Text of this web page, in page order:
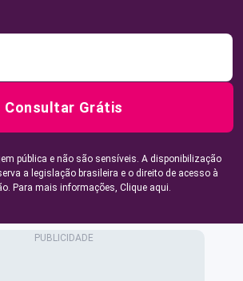
Consultar Grátis
pública e não são sensíveis. A disponibilização
a legislação brasileira e o direito de acesso à
Para mais informações, Clique aqui.